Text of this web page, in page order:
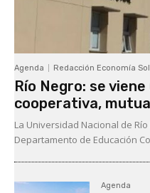
Agenda Redacción Economía
Río Negro: se
cooperativa,
La Universidad Nacional de
Departamento de Educación
Agenda